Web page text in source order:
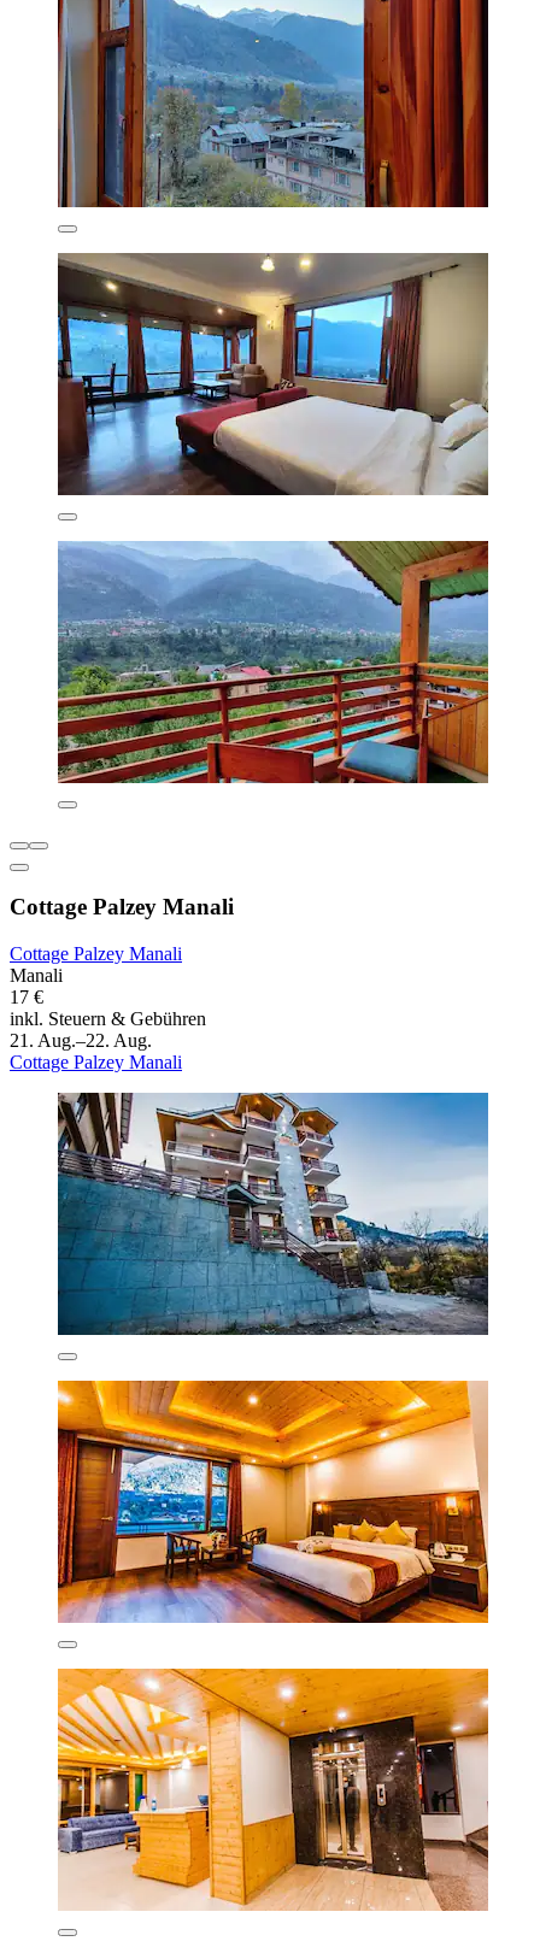
Cottage Palzey Manali
Cottage Palzey Manali
Manali
17 €
inkl. Steuern & Gebühren
21. Aug.–22. Aug.
Cottage Palzey Manali